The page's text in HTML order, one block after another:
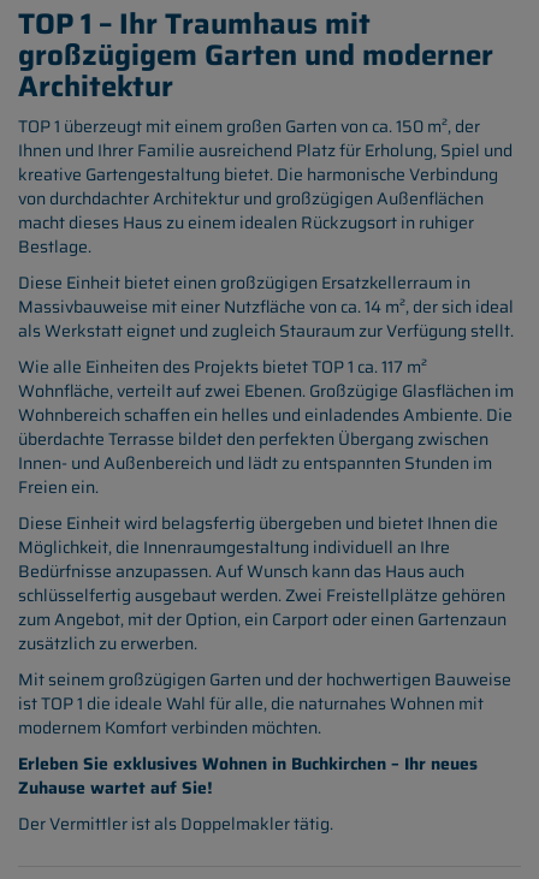
TOP 1 – Ihr Traumhaus mit
großzügigem Garten und moderner
Architektur
TOP 1 überzeugt mit einem großen Garten von ca. 150 m², der
Ihnen und Ihrer Familie ausreichend Platz für Erholung, Spiel und
kreative Gartengestaltung bietet. Die harmonische Verbindung
von durchdachter Architektur und großzügigen Außenflächen
macht dieses Haus zu einem idealen Rückzugsort in ruhiger
Bestlage.
Diese Einheit bietet einen großzügigen Ersatzkellerraum in
Massivbauweise mit einer Nutzfläche von ca. 14 m², der sich ideal
als Werkstatt eignet und zugleich Stauraum zur Verfügung stellt.
Wie alle Einheiten des Projekts bietet TOP 1 ca. 117 m²
Wohnfläche, verteilt auf zwei Ebenen. Großzügige Glasflächen im
Wohnbereich schaffen ein helles und einladendes Ambiente. Die
überdachte Terrasse bildet den perfekten Übergang zwischen
Innen- und Außenbereich und lädt zu entspannten Stunden im
Freien ein.
Diese Einheit wird belagsfertig übergeben und bietet Ihnen die
Möglichkeit, die Innenraumgestaltung individuell an Ihre
Bedürfnisse anzupassen. Auf Wunsch kann das Haus auch
schlüsselfertig ausgebaut werden. Zwei Freistellplätze gehören
zum Angebot, mit der Option, ein Carport oder einen Gartenzaun
zusätzlich zu erwerben.
Mit seinem großzügigen Garten und der hochwertigen Bauweise
ist TOP 1 die ideale Wahl für alle, die naturnahes Wohnen mit
modernem Komfort verbinden möchten.
Erleben Sie exklusives Wohnen in Buchkirchen – Ihr neues
Zuhause wartet auf Sie!
Der Vermittler ist als Doppelmakler tätig.